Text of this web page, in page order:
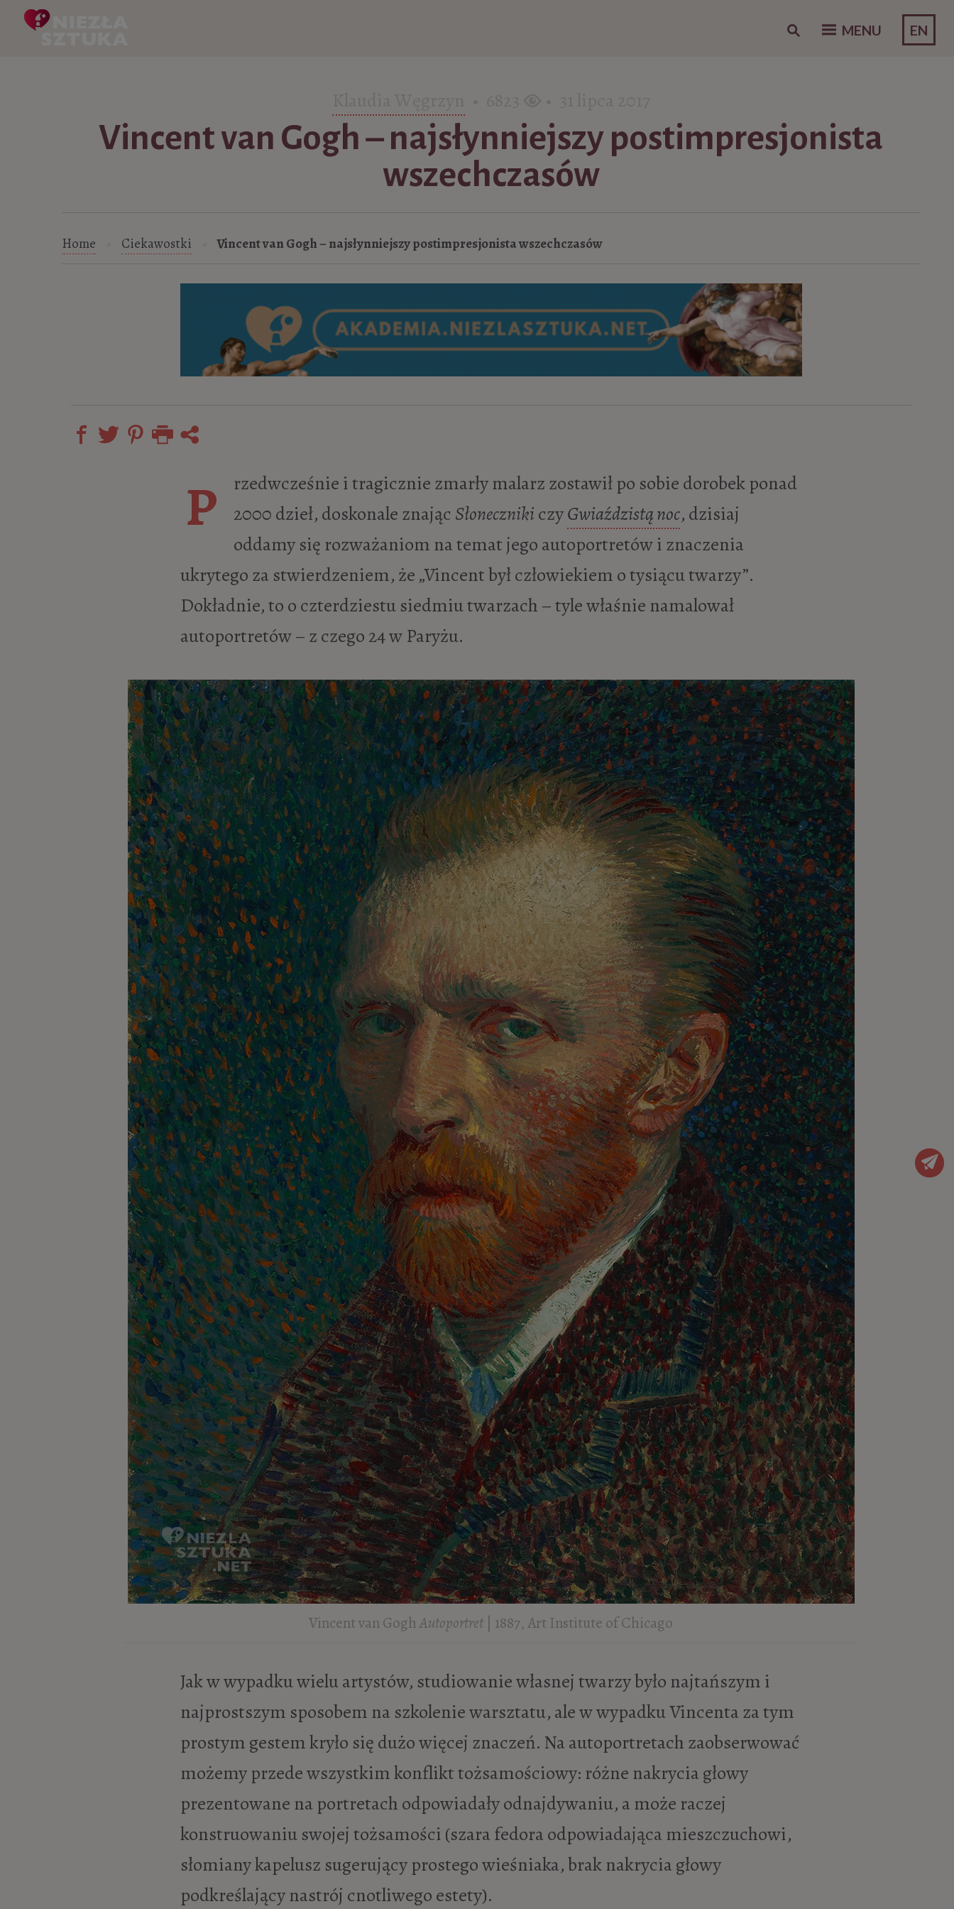
EN
MENU
Vincent van Gogh – najsłynniejszy postimpresjonista
wszechczasów
Home Ciekawostki Vincent van Gogh – najsłynniejszy postimpresjonista wszechczasów
Przedwcześnie i tragicznie zmarły malarz zostawił po sobie dorobek ponad 2000 dzieł, doskonale znającSłonecznikiczyGwiaździstą noc, dzisiaj
oddamy się rozważaniom na temat jego autoportretów i znaczenia
ukrytego za stwierdzeniem, że „Vincent był człowiekiem o tysiącu twarzy”.
Dokładnie, to o czterdziestu siedmiu twarzach – tyle właśnie namalował
autoportretów – z czego 24 w Paryżu.
Vincent van GoghAutoportret| 1887, Art Institute of Chicago
Jak w wypadku wielu artystów, studiowanie własnej twarzy było najtańszym i
najprostszym sposobem na szkolenie warsztatu, ale w wypadku Vincenta za tym
prostym gestem kryło się dużo więcej znaczeń. Na autoportretach zaobserwować
możemy przede wszystkim konflikt tożsamościowy: różne nakrycia głowy
prezentowane na portretach odpowiadały odnajdywaniu, a może raczej
konstruowaniu swojej tożsamości (szara fedora odpowiadająca mieszczuchowi,
słomiany kapelusz sugerujący prostego wieśniaka, brak nakrycia głowy
podkreślający nastrój cnotliwego estety).